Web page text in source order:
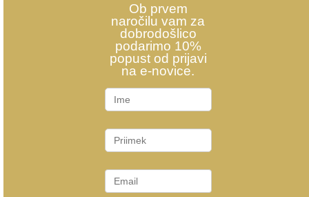
Ob prvem
naročilu vam za
dobrodošlico
podarimo 10%
popust od prijavi
na e-novice.